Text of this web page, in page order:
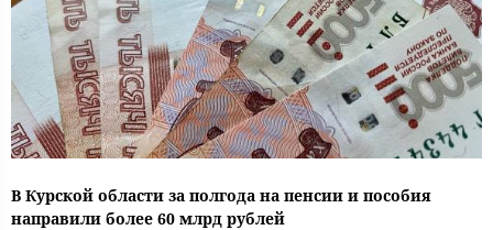
В Курской области за полгода на пенсии и пособия
направили более 60 млрд рублей